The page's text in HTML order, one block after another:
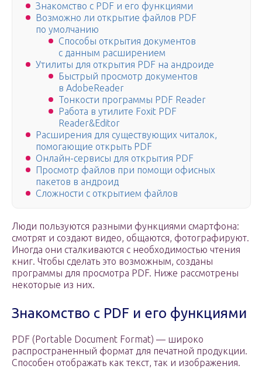
Знакомство с PDF и его функциями
Возможно ли открытие файлов PDF
по умолчанию
Способы открытия документов
с данным расширением
Утилиты для открытия PDF на андроиде
Быстрый просмотр документов
в AdobeReader
Тонкости программы PDF Reader
Работа в утилите Foxit PDF
Reader&Editor
Расширения для существующих читалок,
помогающие открыть PDF
Онлайн-сервисы для открытия PDF
Просмотр файлов при помощи офисных
пакетов в андроид
Сложности с открытием файлов
Люди пользуются разными функциями смартфона:
смотрят и создают видео, общаются, фотографируют.
Иногда они сталкиваются с необходимостью чтения
книг. Чтобы сделать это возможным, созданы
программы для просмотра PDF. Ниже рассмотрены
некоторые из них.
Знакомство с PDF и его функциями
PDF (Portable Document Format) — широко
распространенный формат для печатной продукции.
Способен отображать как текст, так и изображения.